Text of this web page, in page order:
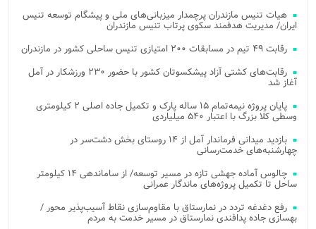
هیات تنیس مازندران پرچمدار میزبانی‌های ملی و پیشگام توسعه تنیس
ایران/ مدیریت هدفمند سکوی پرتاب تنیس مازندران
رقابت ۴۹ تیم در مسابقات ۲۰۰ امتیازی تنیس ساحلی کشور در مازندران
رقابت‌های کشتی آزاد پیشکسوتان کشور با حضور ۲۳۰ ورزشکار در آمل
آغاز شد
پایان پروژه نیمه‌تمام ۱۵ ساله پارک و تکمیل جاده اصلی ۲ کیلومتری
وسطی کلا بزرگ با اعتبار ۵۴۰ میلیاردی
بازدید میدانی فرماندار آمل از ۱۴ روستای بخش دشت‌سر در
چهارشنبه‌های خدمت‌رسانی
چالوس آماده جهشی تازه در مسیر توسعه/ از ساماندهی ۱۴ کیلومتر
ساحل تا تکمیل پروژه‌های ماندگار عمرانی
رفع دغدغه تردد در نمارستاق با مقاوم‌سازی نقاط آسیب‌پذیر محور /
بهسازی جاده پدافندی نمارستاق در مسیر خدمت به مردم